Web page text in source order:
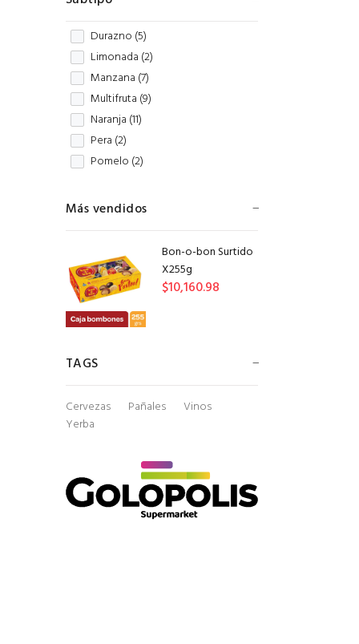
Durazno (5)
Limonada (2)
Manzana (7)
Multifruta (9)
Naranja (11)
Pera (2)
Pomelo (2)
Más vendidos
Bon-o-bon Surtido
X255g
$10,160.98
TAGS
Cervezas Pañales
Vinos
Yerba